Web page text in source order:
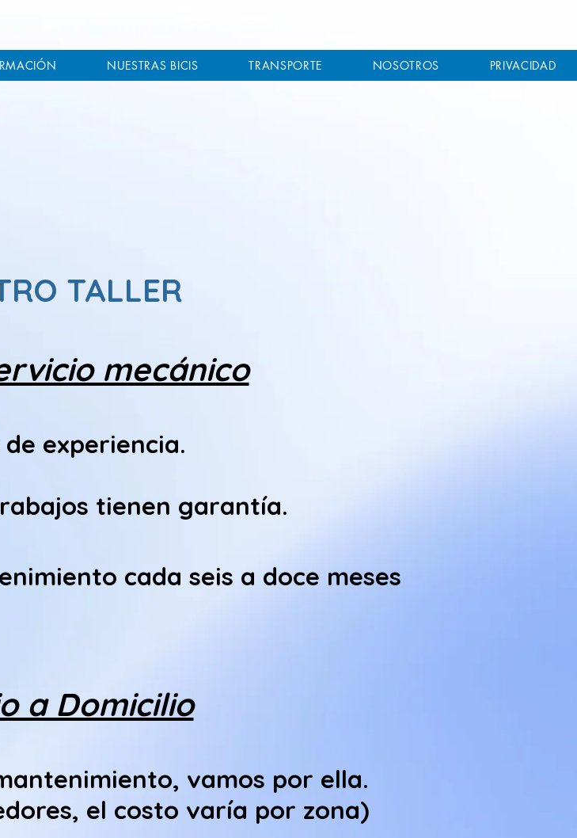
NUESTRAS BICIS TRANSPORTE NOSOTROS
PRIVACIDAD
TALLER
mecánico
experiencia.
tienen garantía.
cada seis a doce meses
a Domicilio
vamos por ella.
el costo varía por zona)